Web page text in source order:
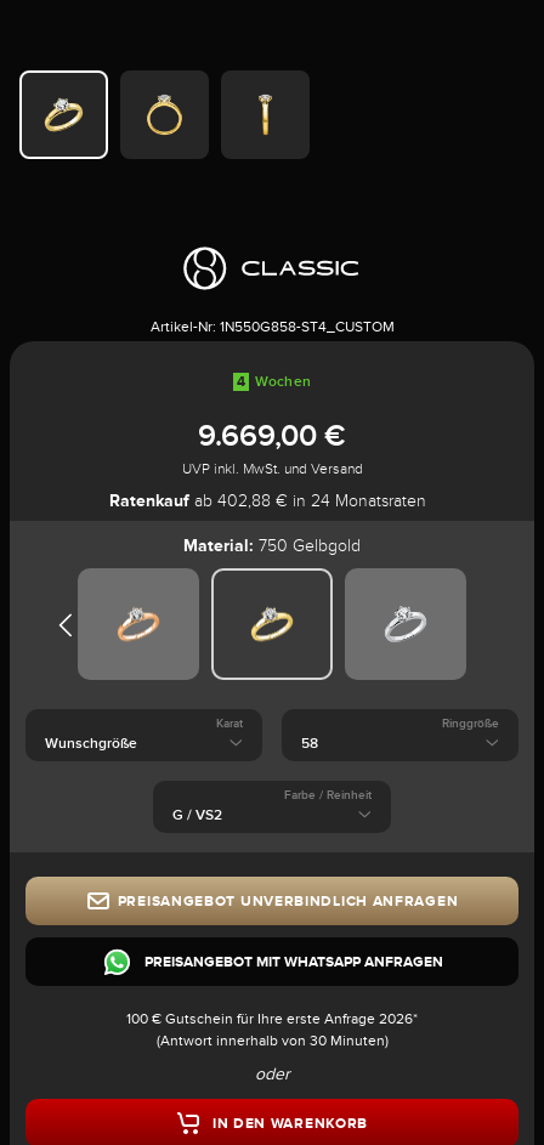
Artikel-Nr: 1N550G858-ST4_CUSTOM
4 Wochen
9.669,00 €
UVP inkl. MwSt. und Versand
Ratenkaufab 402,88 € in 24 Monatsraten
Material: 750 Gelbgold
Karat Ringgröße
Farbe / Reinheit
PREISANGEBOT UNVERBINDLICH ANFRAGEN
PREISANGEBOT MIT WHATSAPP ANFRAGEN
100 € Gutschein für Ihre erste Anfrage 2026*
(Antwort innerhalb von 30 Minuten)
oder
IN DEN WARENKORB